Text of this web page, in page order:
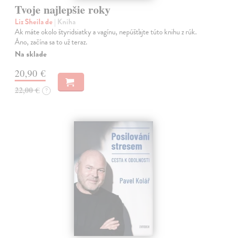
Tvoje najlepšie roky
Liz Sheila de | Kniha
Ak máte okolo štyridsiatky a vagínu, nepúšťajte túto knihu z rúk.
Áno, začína sa to už teraz.
Na sklade
20,90 €
22,00 € ?